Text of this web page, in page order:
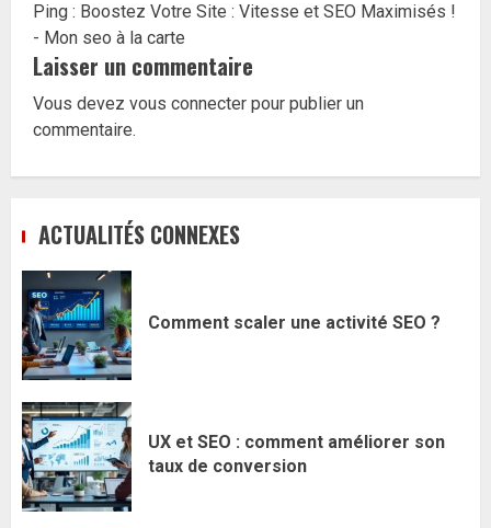
Ping : Boostez Votre Site : Vitesse et SEO Maximisés !
- Mon seo à la carte
Laisser un commentaire
Vous devez vous connecter pour publier un
commentaire.
ACTUALITÉS CONNEXES
Comment scaler une activité SEO ?
UX et SEO : comment améliorer son
taux de conversion